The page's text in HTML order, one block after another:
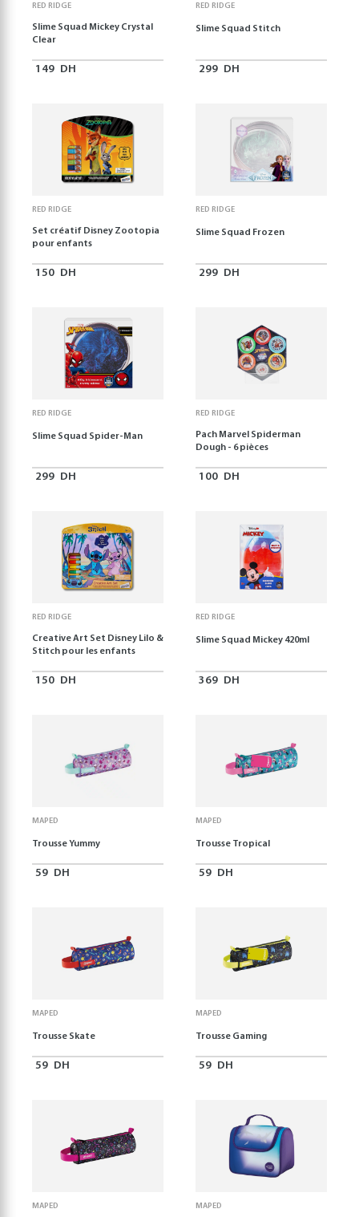
RED RIDGE
Slime Squad Mickey Crystal
Clear
149 DH
RED RIDGE
Slime Squad Stitch
299 DH
RED RIDGE
Set créatif Disney Zootopia
pour enfants
150 DH
RED RIDGE
Slime Squad Frozen
299 DH
RED RIDGE
Slime Squad Spider-Man
299 DH
RED RIDGE
Pach Marvel Spiderman
Dough - 6 pièces
100 DH
RED RIDGE
Creative Art Set Disney Lilo &
Stitch pour les enfants
150 DH
RED RIDGE
Slime Squad Mickey 420ml
369 DH
MAPED
Trousse Yummy
59 DH
MAPED
Trousse Tropical
59 DH
MAPED
Trousse Skate
59 DH
MAPED
Trousse Gaming
59 DH
MAPED MAPED